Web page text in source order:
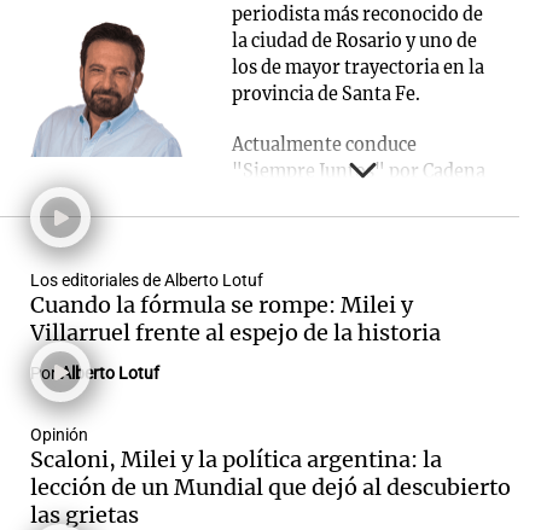
periodista más reconocido de
la ciudad de Rosario y uno de
los de mayor trayectoria en la
provincia de Santa Fe.
Actualmente conduce
"Siempre Juntos" por Cadena
noticieros de Canal 5 y Canal 3
de su ciudad, convirtiéndose
en el decano de la actividad.
acontecimientos en Argentina
y el mundo que lograron
Los editoriales de Alberto Lotuf
Cuando la fórmula se rompe: Milei y
Villarruel frente al espejo de la historia
PorAlberto Lotuf
Opinión
Scaloni, Milei y la política argentina: la
lección de un Mundial que dejó al descubierto
las grietas